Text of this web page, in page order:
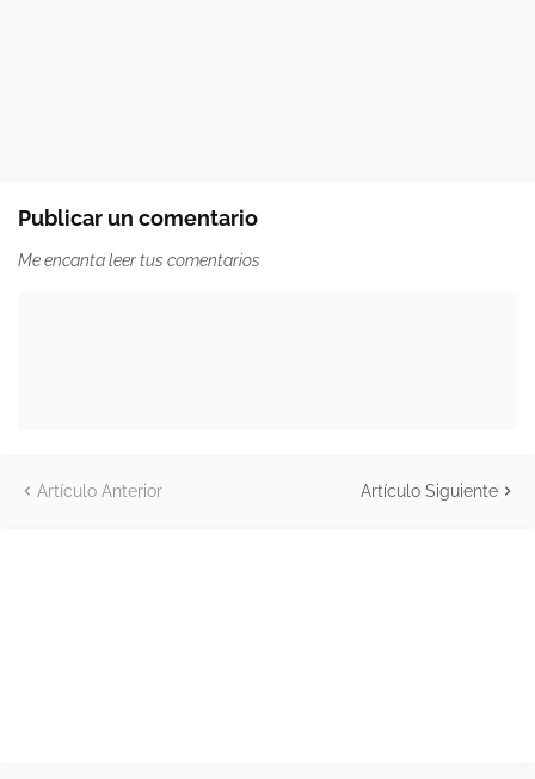
Publicar un comentario
Me encanta leer tus comentarios
Artículo Anterior Artículo Siguiente